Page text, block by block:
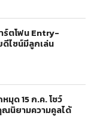
ร์ตโฟน Entry-
ดีไซน์มีลูกเล่น
มุด 15 ก.ค. โชว์
ณนิยามความคูลได้